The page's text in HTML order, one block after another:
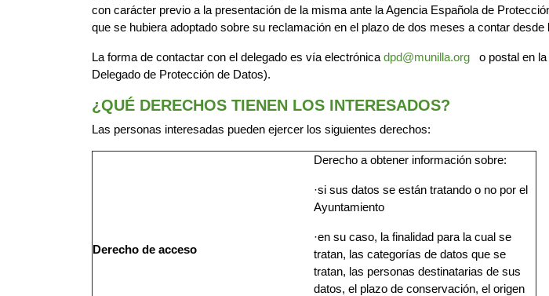
con carácter previo a la presentación de la misma ante la Agencia Española de
que se hubiera adoptado sobre su reclamación en el plazo de dos meses a contar
La forma de contactar con el delegado es vía electrónica dpd@munilla.org o postal en la
Delegado de Protección de Datos).
¿QUÉ DERECHOS TIENEN LOS INTERESADOS?
Las personas interesadas pueden ejercer los siguientes derechos:
Derecho de acceso
Derecho a obtener información sobre:
·si sus datos se están tratando o no por el
Ayuntamiento
·en su caso, la finalidad para la cual se
tratan, las categorías de datos que se
tratan, las personas destinatarias de sus
datos, el plazo de conservación, el origen